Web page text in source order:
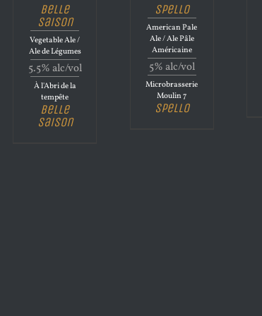
Belle
Saison
Vegetable Ale /
Ale de Légumes
5.5% alc/vol
À l'Abri de la
tempête
Belle
Saison
Spello
American Pale
Ale / Ale Pâle
Américaine
5% alc/vol
Microbrasserie
Moulin 7
Spello